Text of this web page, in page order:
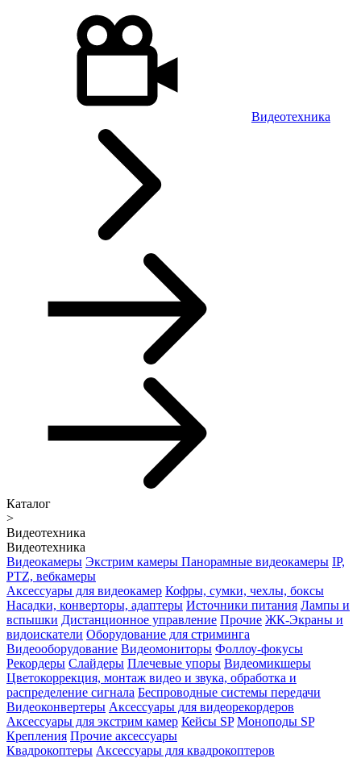
Видеотехника
Каталог
>
Видеотехника
Видеотехника
Видеокамеры Экстрим камеры Панорамные видеокамеры IP,
PTZ, вебкамеры
Аксессуары для видеокамер Кофры, сумки, чехлы, боксы
Насадки, конверторы, адаптеры Источники питания Лампы и
вспышки Дистанционное управление Прочие ЖК-Экраны и
видоискатели Оборудование для стриминга
Видеооборудование Видеомониторы Фоллоу-фокусы
Рекордеры Слайдеры Плечевые упоры Видеомикшеры
Цветокоррекция, монтаж видео и звука, обработка и
распределение сигнала Беспроводные системы передачи
Видеоконвертеры Аксессуары для видеорекордеров
Аксессуары для экстрим камер Кейсы SP Моноподы SP
Крепления Прочие аксессуары
Квадрокоптеры Аксессуары для квадрокоптеров